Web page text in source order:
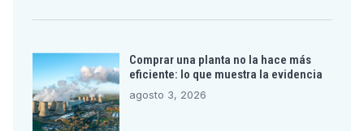
Comprar una planta no la hace más
eficiente: lo que muestra la evidencia
agosto 3, 2026